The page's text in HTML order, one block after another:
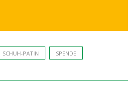
SCHUH-PATIN SPENDE